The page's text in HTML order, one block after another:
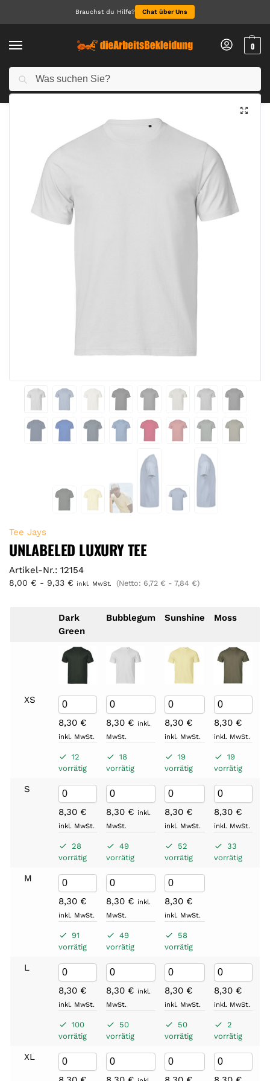
Brauchst du Hilfe? Chat über Uns
0
Start NEU 2026 / UNLABELED Luxury Tee
Tee Jays
UNLABELED LUXURY TEE
Artikel-Nr.: 12154
8,00 € - 9,33 € inkl. MwSt. (Netto: 6,72 € - 7,84 €)
Dark
Green
Bubblegum Sunshine Moss
XS
8,30 €
inkl. MwSt.
12
vorrätig
8,30 € inkl.
MwSt.
18
vorrätig
8,30 €
inkl. MwSt.
19
vorrätig
8,30 €
inkl. MwSt.
19
vorrätig
S
8,30 €
inkl. MwSt.
28
vorrätig
8,30 € inkl.
MwSt.
49
vorrätig
8,30 €
inkl. MwSt.
52
vorrätig
8,30 €
inkl. MwSt.
33
vorrätig
M
8,30 €
inkl. MwSt.
91
vorrätig
8,30 € inkl.
MwSt.
49
vorrätig
8,30 €
inkl. MwSt.
58
vorrätig
L
8,30 €
inkl. MwSt.
100
vorrätig
8,30 € inkl.
MwSt.
50
vorrätig
8,30 €
inkl. MwSt.
50
vorrätig
8,30 €
inkl. MwSt.
2
vorrätig
XL